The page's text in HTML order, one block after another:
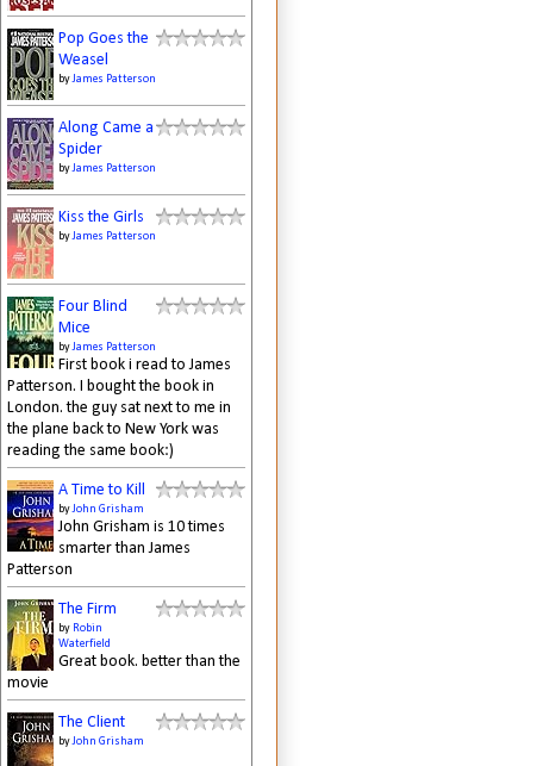
Pop Goes the
Weasel
byJames Patterson
Along Came a
Spider
byJames Patterson
Kiss the Girls
byJames Patterson
Four Blind
Mice
byJames Patterson
First book i read to James
Patterson. I bought the book in
London. the guy sat next to me in
the plane back to New York was
reading the same book:)
A Time to Kill
byJohn Grisham
John Grisham is 10 times
smarter than James
Patterson
The Firm
by Robin
Waterfield
Great book. better than the
movie
The Client
byJohn Grisham